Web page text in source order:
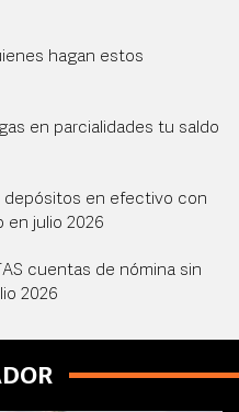
hagan estos
en parcialidades tu saldo
depósitos en efectivo con
en julio 2026
cuentas de nómina sin
2026